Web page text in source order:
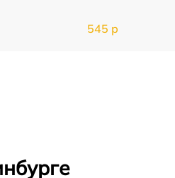
545 р